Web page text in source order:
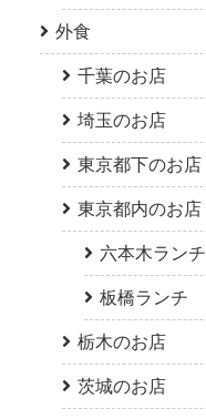
外食
千葉のお店
埼玉のお店
東京都下のお店
東京都内のお店
六本木ランチ
板橋ランチ
栃木のお店
茨城のお店